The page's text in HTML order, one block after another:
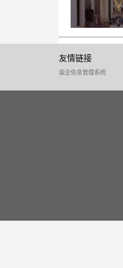
友情链接
装企信息管理系统